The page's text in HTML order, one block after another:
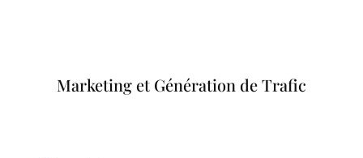
Marketing et Génération de Trafic